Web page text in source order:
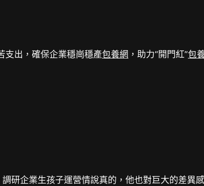
出，確保企業穩崗穩產包養網 ，助力“開門紅”包
企業生孩子運營情說真的，他也對巨大的差異